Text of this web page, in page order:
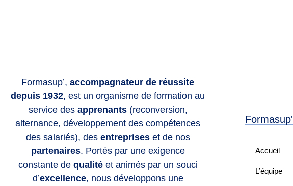
Formasup’,accompagnateur de réussite
depuis 1932, est un organisme de formation au
service des apprenants(reconversion,
alternance, développement des compétences
des salariés), des entrepriseset de nos
partenaires. Portés par une exigence
constante de qualitéet animés par un souci
d’excellence, nous développons une
Formasup'
Accueil
L’équipe